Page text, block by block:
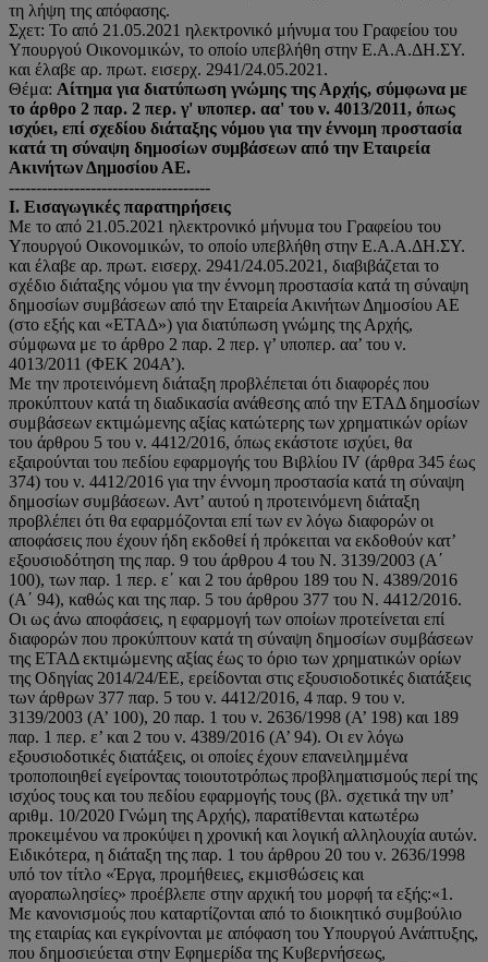
τη λήψη της απόφασης.
Σχετ: Το από 21.05.2021 ηλεκτρονικό μήνυμα του Γραφείου του
Υπουργού Οικονομικών, το οποίο υπεβλήθη στην Ε.Α.Α.ΔΗ.ΣΥ.
και έλαβε αρ. πρωτ. εισερχ. 2941/24.05.2021.
Θέμα: Αίτημα για διατύπωση γνώμης της Αρχής, σύμφωνα με
το άρθρο 2 παρ. 2 περ. γ' υποπερ. αα' του ν. 4013/2011, όπως
ισχύει, επί σχεδίου διάταξης νόμου για την έννομη προστασία
κατά τη σύναψη δημοσίων συμβάσεων από την Εταιρεία
Ακινήτων Δημοσίου ΑΕ.
-------------------------------------
I. Εισαγωγικές παρατηρήσεις
Με το από 21.05.2021 ηλεκτρονικό μήνυμα του Γραφείου του
Υπουργού Οικονομικών, το οποίο υπεβλήθη στην Ε.Α.Α.ΔΗ.ΣΥ.
και έλαβε αρ. πρωτ. εισερχ. 2941/24.05.2021, διαβιβάζεται το
σχέδιο διάταξης νόμου για την έννομη προστασία κατά τη σύναψη
δημοσίων συμβάσεων από την Εταιρεία Ακινήτων Δημοσίου ΑΕ
(στο εξής και «ΕΤΑΔ») για διατύπωση γνώμης της Αρχής,
σύμφωνα με το άρθρο 2 παρ. 2 περ. γ’ υποπερ. αα’ του ν.
4013/2011 (ΦΕΚ 204Α’).
Με την προτεινόμενη διάταξη προβλέπεται ότι διαφορές που
προκύπτουν κατά τη διαδικασία ανάθεσης από την ΕΤΑΔ δημοσίων
συμβάσεων εκτιμώμενης αξίας κατώτερης των χρηματικών ορίων
του άρθρου 5 του ν. 4412/2016, όπως εκάστοτε ισχύει, θα
εξαιρούνται του πεδίου εφαρμογής του Βιβλίου IV (άρθρα 345 έως
374) του ν. 4412/2016 για την έννομη προστασία κατά τη σύναψη
δημοσίων συμβάσεων. Αντ’ αυτού η προτεινόμενη διάταξη
προβλέπει ότι θα εφαρμόζονται επί των εν λόγω διαφορών οι
αποφάσεις που έχουν ήδη εκδοθεί ή πρόκειται να εκδοθούν κατ’
εξουσιοδότηση της παρ. 9 του άρθρου 4 του Ν. 3139/2003 (Α΄
100), των παρ. 1 περ. ε΄ και 2 του άρθρου 189 του Ν. 4389/2016
(Α΄ 94), καθώς και της παρ. 5 του άρθρου 377 του Ν. 4412/2016.
Οι ως άνω αποφάσεις, η εφαρμογή των οποίων προτείνεται επί
διαφορών που προκύπτουν κατά τη σύναψη δημοσίων συμβάσεων
της ΕΤΑΔ εκτιμώμενης αξίας έως το όριο των χρηματικών ορίων
της Οδηγίας 2014/24/ΕΕ, ερείδονται στις εξουσιοδοτικές διατάξεις
των άρθρων 377 παρ. 5 του ν. 4412/2016, 4 παρ. 9 του ν.
3139/2003 (Α’ 100), 20 παρ. 1 του ν. 2636/1998 (Α’ 198) και 189
παρ. 1 περ. ε’ και 2 του ν. 4389/2016 (Α’ 94). Οι εν λόγω
εξουσιοδοτικές διατάξεις, οι οποίες έχουν επανειλημμένα
τροποποιηθεί εγείροντας τοιουτοτρόπως προβληματισμούς περί της
ισχύος τους και του πεδίου εφαρμογής τους (βλ. σχετικά την υπ’
αριθμ. 10/2020 Γνώμη της Αρχής), παρατίθενται κατωτέρω
προκειμένου να προκύψει η χρονική και λογική αλληλουχία αυτών.
Ειδικότερα, η διάταξη της παρ. 1 του άρθρου 20 του ν. 2636/1998
υπό τον τίτλο «Έργα, προμήθειες, εκμισθώσεις και
αγοραπωλησίες» προέβλεπε στην αρχική του μορφή τα εξής:«1.
Με κανονισμούς που καταρτίζονται από το διοικητικό συμβούλιο
της εταιρίας και εγκρίνονται με απόφαση του Υπουργού Ανάπτυξης,
που δημοσιεύεται στην Εφημερίδα της Κυβερνήσεως,